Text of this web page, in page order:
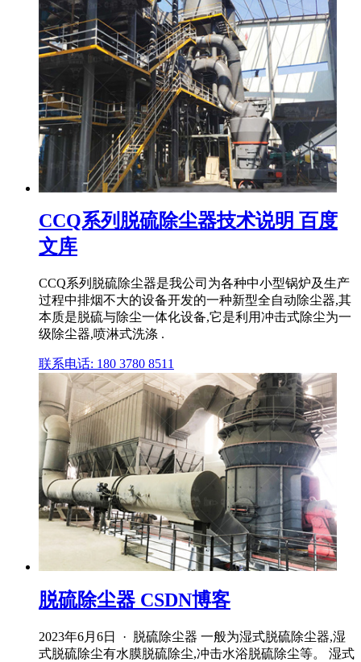
CCQ系列脱硫除尘器技术说明 百度
文库
CCQ系列脱硫除尘器是我公司为各种中小型锅炉及生产
过程中排烟不大的设备开发的一种新型全自动除尘器,其
本质是脱硫与除尘一体化设备,它是利用冲击式除尘为一
级除尘器,喷淋式洗涤 .
联系电话: 180 3780 8511
脱硫除尘器 CSDN博客
2023年6月6日 · 脱硫除尘器 一般为湿式脱硫除尘器,湿
式脱硫除尘有水膜脱硫除尘,冲击水浴脱硫除尘等。 湿式